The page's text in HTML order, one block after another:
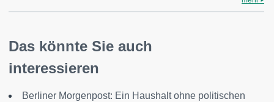
Das könnte Sie auch
interessieren
Berliner Morgenpost: Ein Haushalt ohne politischen